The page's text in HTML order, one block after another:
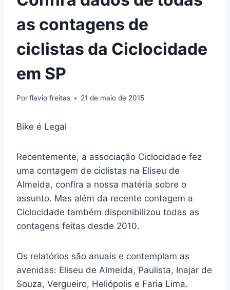
as contagens de
ciclistas da Ciclocidade
em SP
Porflavio freitas 21 de maio de 2015
Bike é Legal
Recentemente, a associação Ciclocidade fez
uma contagem de ciclistas na Eliseu de
Almeida, confira a nossa matéria sobre o
assunto. Mas além da recente contagem a
Ciclocidade também disponibilizou todas as
contagens feitas desde 2010.
Os relatórios são anuais e contemplam as
avenidas: Eliseu de Almeida, Paulista, Inajar de
Souza, Vergueiro, Heliópolis e Faria Lima.